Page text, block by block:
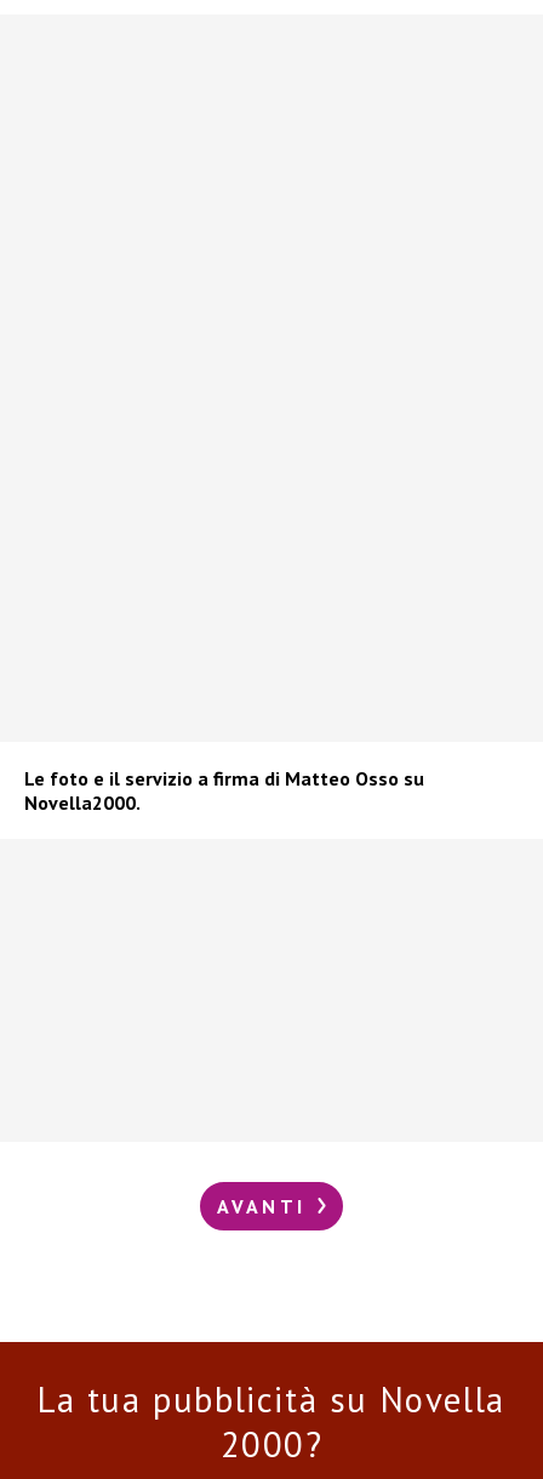
Le foto e il servizio a firma di Matteo Osso su
Novella2000.
AVANTI
La tua pubblicità su Novella
2000?